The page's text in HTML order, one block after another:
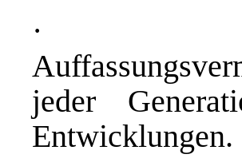
· Der
jeder
Entwicklungen.